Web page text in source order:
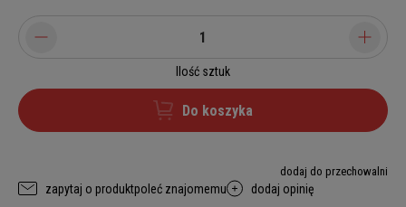
Ilość sztuk
Do koszyka
dodaj do przechowalni
zapytaj o produktpoleć znajomemu dodaj opinię